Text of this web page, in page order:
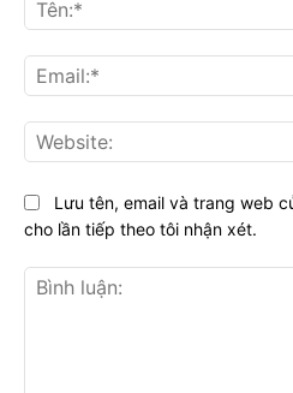
Lưu tên, email và trang web
cho lần tiếp theo tôi nhận xét.